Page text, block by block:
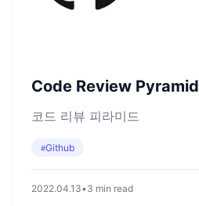
Code Review Pyramid
코드 리뷰 피라미드
#Github
2022.04.13•3 min read